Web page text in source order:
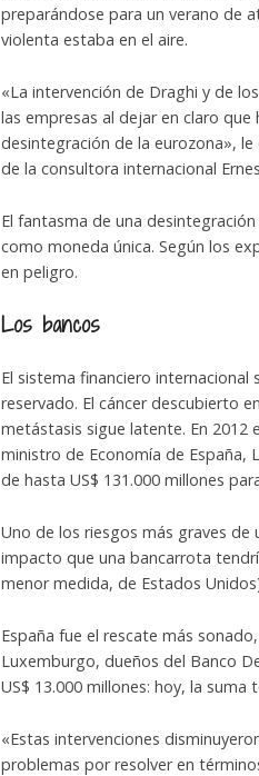
preparándose para un verano de
violenta estaba en el aire.
«La intervención de Draghi y de
las empresas al dejar en claro
desintegración de la eurozona»,
de la consultora internacional
El fantasma de una
como moneda única. Según los
en peligro.
Los bancos
El sistema financiero
reservado. El cáncer descubierto
metástasis sigue latente. En 2012
ministro de Economía de España,
de hasta US$ 131.000 millones
Uno de los riesgos más graves
impacto que una bancarrota
menor medida, de Estados
España fue el rescate más
Luxemburgo, dueños del Banco
US$ 13.000 millones: hoy, la
«Estas intervenciones
problemas por resolver en